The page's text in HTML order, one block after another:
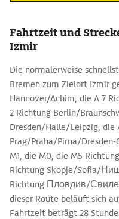
Fahrtzeit und
Izmir
Die normalerweise
Bremen zum Zielort Izmir
Hannover/Achim, die A 7
2 Richtung Berlin/
Dresden/Halle/Leipzig, die
Prag/Praha/Pirna/Dresden-
M1, die M0, die M5
Richtung Skopje/Sofia/
Richtung Пловдив/
dieser Route beläuft sich
Fahrtzeit beträgt 28